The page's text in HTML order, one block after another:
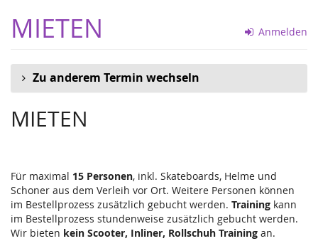
Haupt-
Inhalt
MIETEN Anmelden
Zu anderem Termin wechseln
MIETEN
Für maximal 15 Personen, inkl. Skateboards, Helme und
Schoner aus dem Verleih vor Ort. Weitere Personen können
im Bestellprozess zusätzlich gebucht werden. Training kann
im Bestellprozess stundenweise zusätzlich gebucht werden.
Wir bieten kein Scooter, Inliner, Rollschuh Training an.